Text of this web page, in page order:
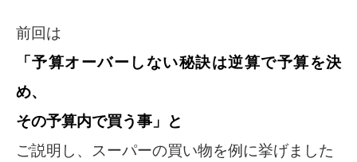
前回は
「予算オーバーしない秘訣は逆算で予算を決
め、
その予算内で買う事」と
ご説明し、スーパーの買い物を例に挙げました